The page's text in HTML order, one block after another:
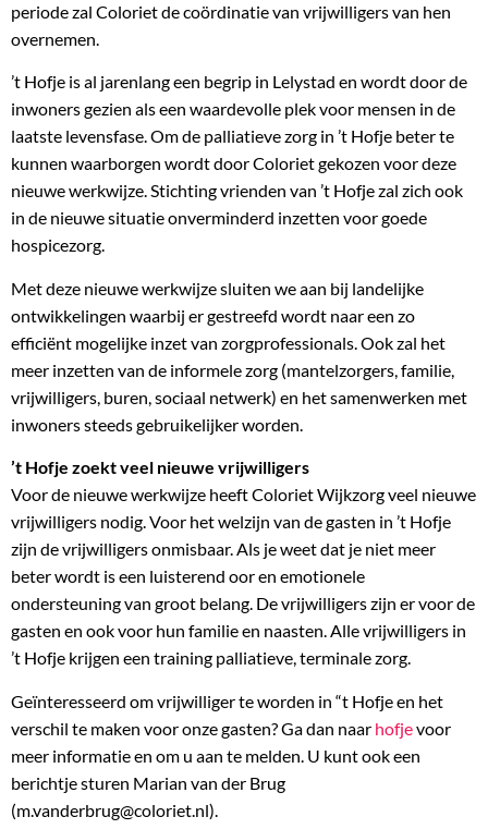
periode zal Coloriet de coördinatie van vrijwilligers van hen
overnemen.
’t Hofje is al jarenlang een begrip in Lelystad en wordt door de
inwoners gezien als een waardevolle plek voor mensen in de
laatste levensfase. Om de palliatieve zorg in ’t Hofje beter te
kunnen waarborgen wordt door Coloriet gekozen voor deze
nieuwe werkwijze. Stichting vrienden van ’t Hofje zal zich ook
in de nieuwe situatie onverminderd inzetten voor goede
hospicezorg.
Met deze nieuwe werkwijze sluiten we aan bij landelijke
ontwikkelingen waarbij er gestreefd wordt naar een zo
efficiënt mogelijke inzet van zorgprofessionals. Ook zal het
meer inzetten van de informele zorg (mantelzorgers, familie,
vrijwilligers, buren, sociaal netwerk) en het samenwerken met
inwoners steeds gebruikelijker worden.
’t Hofje zoekt veel nieuwe vrijwilligers
Voor de nieuwe werkwijze heeft Coloriet Wijkzorg veel nieuwe
vrijwilligers nodig. Voor het welzijn van de gasten in ’t Hofje
zijn de vrijwilligers onmisbaar. Als je weet dat je niet meer
beter wordt is een luisterend oor en emotionele
ondersteuning van groot belang. De vrijwilligers zijn er voor de
gasten en ook voor hun familie en naasten. Alle vrijwilligers in
’t Hofje krijgen een training palliatieve, terminale zorg.
Geïnteresseerd om vrijwilliger te worden in “t Hofje en het
verschil te maken voor onze gasten? Ga dan naar hofjevoor
meer informatie en om u aan te melden. U kunt ook een
berichtje sturen Marian van der Brug
(m.vanderbrug@coloriet.nl).